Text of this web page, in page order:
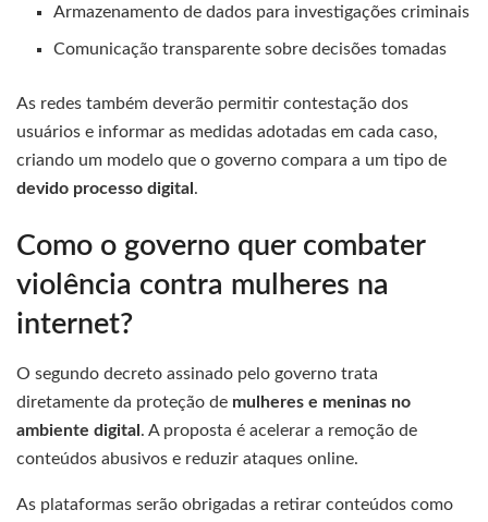
Armazenamento de dados para investigações criminais
Comunicação transparente sobre decisões tomadas
As redes também deverão permitir contestação dos
usuários e informar as medidas adotadas em cada caso,
criando um modelo que o governo compara a um tipo de
devido processo digital .
Como o governo quer combater
violência contra mulheres na
internet?
O segundo decreto assinado pelo governo trata
diretamente da proteção de mulheres e meninas no
ambiente digital . A proposta é acelerar a remoção de
conteúdos abusivos e reduzir ataques online.
As plataformas serão obrigadas a retirar conteúdos como